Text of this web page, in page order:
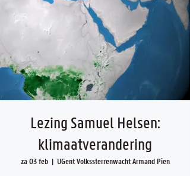
Lezing Samuel Helsen:
klimaatverandering
za 03 feb
  |
UGent Volkssterrenwacht Armand Pien